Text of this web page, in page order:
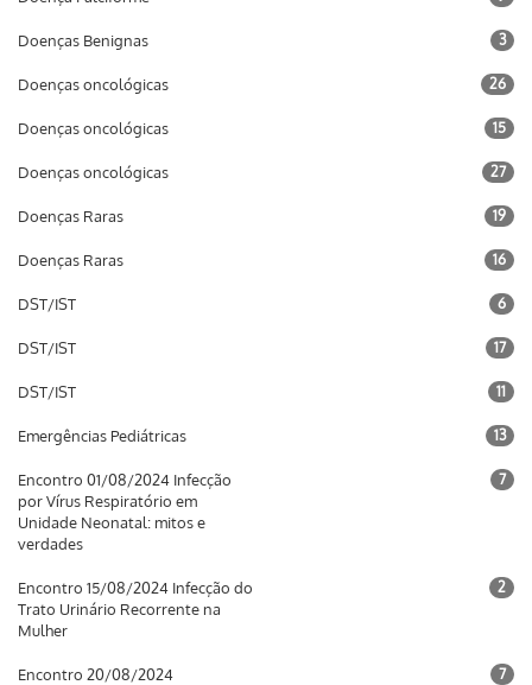
Doenças Benignas 3
Doenças oncológicas 26
Doenças oncológicas 15
Doenças oncológicas 27
Doenças Raras 19
Doenças Raras 16
DST/IST 6
DST/IST 17
DST/IST 11
Emergências Pediátricas 13
Encontro 01/08/2024 Infecção
por Vírus Respiratório em
Unidade Neonatal: mitos e
verdades
7
Encontro 15/08/2024 Infecção do
Trato Urinário Recorrente na
Mulher
2
Encontro 20/08/2024
7